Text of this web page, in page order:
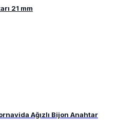
21 mm
Ağızlı Bijon Anahtar